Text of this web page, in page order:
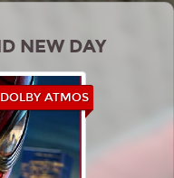
NEW DAY
DOLBY ATMOS